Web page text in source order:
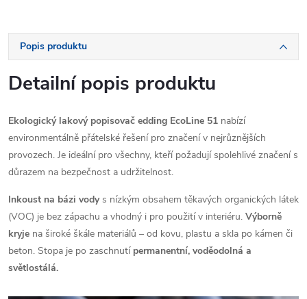
Popis produktu
Detailní popis produktu
Ekologický lakový popisovač edding EcoLine 51 nabízí
environmentálně přátelské řešení pro značení v nejrůznějších
provozech. Je ideální pro všechny, kteří požadují spolehlivé značení s
důrazem na bezpečnost a udržitelnost.
Inkoust na bázi vodys nízkým obsahem těkavých organických látek
(VOC) je bez zápachu a vhodný i pro použití v interiéru. Výborně
kryje na široké škále materiálů – od kovu, plastu a skla po kámen či
beton. Stopa je po zaschnutí permanentní, voděodolná a
světlostálá.